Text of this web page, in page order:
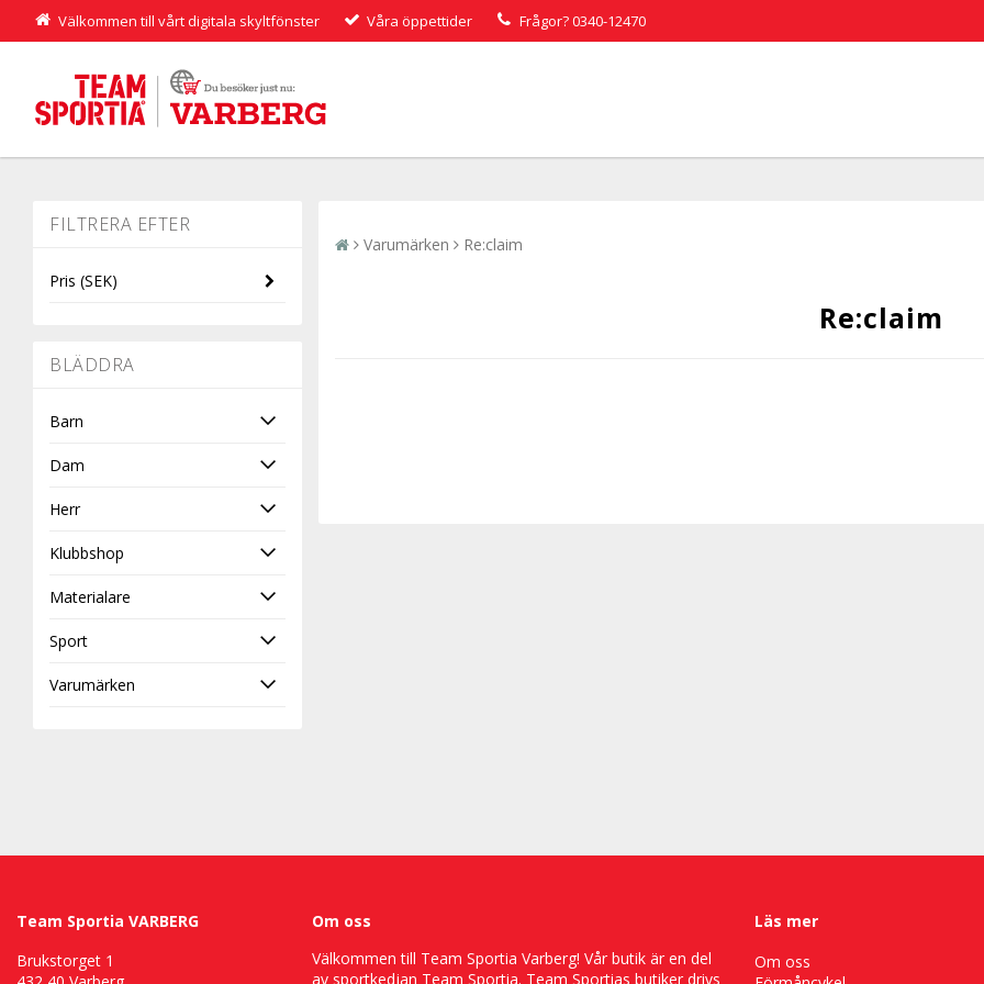
Välkommen till vårt digitala skyltfönster Våra öppettider Frågor?0340-12470
Pris (SEK)
BLÄDDRA
Barn
Dam
Herr
Klubbshop
Materialare
Sport
Varumärken
Varumärken Re:claim
Re:claim
Team Sportia VARBERG
Brukstorget 1
Om oss
Välkommen till Team Sportia Varberg! Vår butik är en del
av sportkedjan Team Sportia. Team Sportias butiker drivs
Läs mer
Om oss